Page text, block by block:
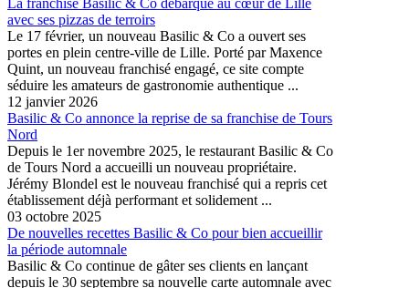
avec ses pizzas de terroirs
Le 17 février, un nouveau Basilic & Co a ouvert ses
portes en plein centre-ville de Lille. Porté par Maxence
Quint, un nouveau franchisé engagé, ce site compte
séduire les amateurs de gastronomie authentique ...
12 janvier 2026
Basilic & Co annonce la reprise de sa franchise de Tours
Nord
Depuis le 1er novembre 2025, le restaurant Basilic & Co
de Tours Nord a accueilli un nouveau propriétaire.
Jérémy Blondel est le nouveau franchisé qui a repris cet
établissement déjà performant et solidement ...
03 octobre 2025
De nouvelles recettes Basilic & Co pour bien accueillir
la période automnale
Basilic & Co continue de gâter ses clients en lançant
depuis le 30 septembre sa nouvelle carte automnale avec